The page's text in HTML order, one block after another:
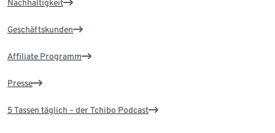
Nachhaltigkeit
Geschäftskunden
Affiliate Programm
Presse
5 Tassen täglich – der Tchibo Podcast